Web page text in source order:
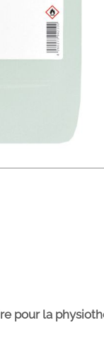
pour la